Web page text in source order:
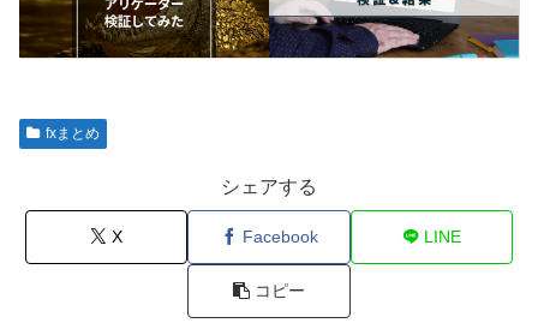
fxまとめ
シェアする
X Facebook LINE
コピー